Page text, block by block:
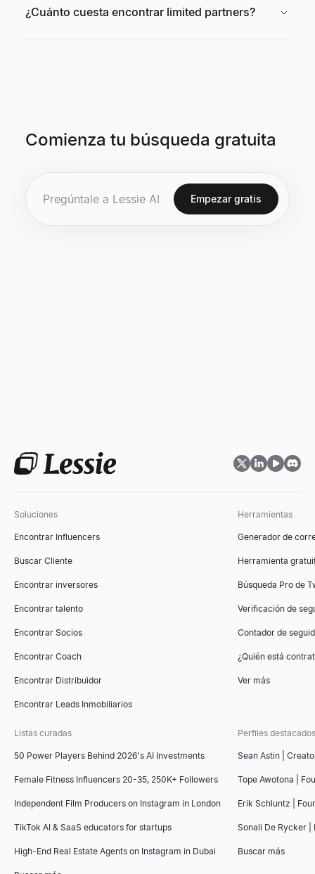
¿Cuánto cuesta encontrar limited partners?
Comienza tu búsqueda gratuita
Empezar gratis
Soluciones
Encontrar Influencers
Buscar Cliente
Encontrar inversores
Encontrar talento
Encontrar Socios
Encontrar Coach
Encontrar Distribuidor
Encontrar Leads Inmobiliarios
Herramientas
Generador de
Herramienta
Búsqueda Pro de
Verificación de
Contador de
¿Quién está
Ver más
Listas curadas
50 Power Players Behind 2026's AI Investments
Female Fitness Influencers 20-35, 250K+ Followers
Independent Film Producers on Instagram in London
TikTok AI & SaaS educators for startups
High-End Real Estate Agents on Instagram in Dubai
Perfiles destacados
Sean Astin |
Tope Awotona |
Erik Schluntz |
Sonali De Rycker |
Buscar más